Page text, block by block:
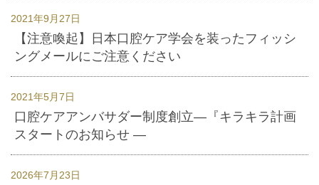
2021年9月27日
【注意喚起】日本口腔ケア学会を装ったフィッシ
ングメールにご注意ください
2021年5月7日
口腔ケアアンバサダー制度創立―『キラキラ計画
スタートのお知らせ ―
2026年7月23日